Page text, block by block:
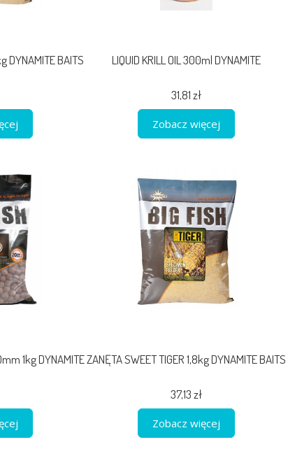
DYNAMITE BAITS LIQUID KRILL OIL 300ml DYNAMITE
31,81 zł
Zobacz więcej
1kg DYNAMITEZANĘTA SWEET TIGER 1,8kg DYNAMITE BAITS
37,13 zł
Zobacz więcej